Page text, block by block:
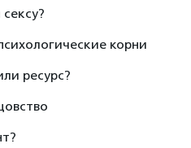
корни
ресурс?